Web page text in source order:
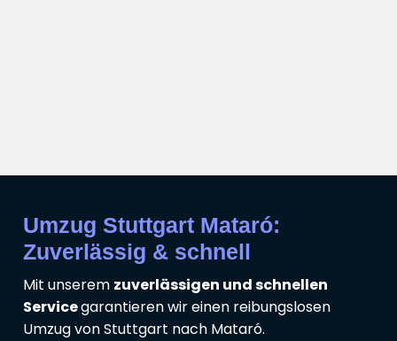
Umzug Stuttgart Mataró:
Zuverlässig & schnell
Mit unserem zuverlässigen und schnellen
Servicegarantieren wir einen reibungslosen
Umzug von Stuttgart nach Mataró.